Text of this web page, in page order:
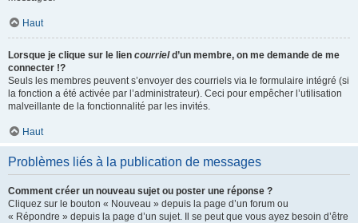
Haut
Lorsque je clique sur le lien courrield’un membre, on me demande de me
connecter !?
Seuls les membres peuvent s’envoyer des courriels via le formulaire intégré (si
la fonction a été activée par l’administrateur). Ceci pour empêcher l’utilisation
malveillante de la fonctionnalité par les invités.
Haut
Problèmes liés à la publication de messages
Comment créer un nouveau sujet ou poster une réponse ?
Cliquez sur le bouton « Nouveau » depuis la page d’un forum ou
« Répondre » depuis la page d’un sujet. Il se peut que vous ayez besoin d’être